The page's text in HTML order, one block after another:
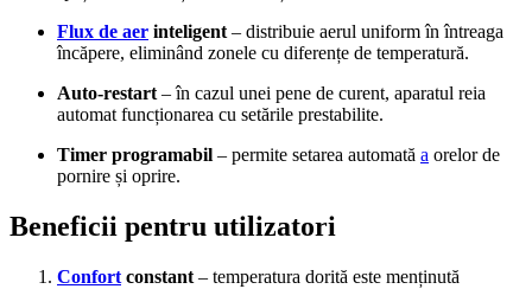
Flux de aer inteligent – distribuie aerul uniform în întreaga
încăpere, eliminând zonele cu diferențe de temperatură.
Auto-restart – în cazul unei pene de curent, aparatul reia
automat funcționarea cu setările prestabilite.
Timer programabil – permite setarea automată a orelor de
pornire și oprire.
Beneficii pentru utilizatori
Confort constant – temperatura dorită este menținută